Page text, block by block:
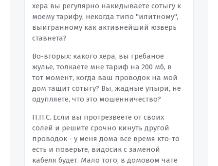
хера вы регулярно накидываете сотыгу к
моему тарифу, некогда типо "илитному",
выигранному как активнейший юзверь
ставнета?
Во-вторых: какого хера, вы гребаное
жулье, толкаете мне тариф на 200 мб, в
тот момент, когда ваш проводок на мой
дом тащит сотыгу? Вы, жадные упыри, не
одупляете, что это мошенничество?
П.П.С. Если вы протрезвеете от своих
солей и решите срочно кинуть другой
проводок - у меня дома все время кто-то
есть и поверьте, видосик с заменой
кабеля будет. Мало того, в домовом чате